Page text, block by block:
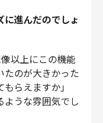
進んだのでしょ
以上にこの機能
たのが大きかった
らえますか」
ような雰囲気でし